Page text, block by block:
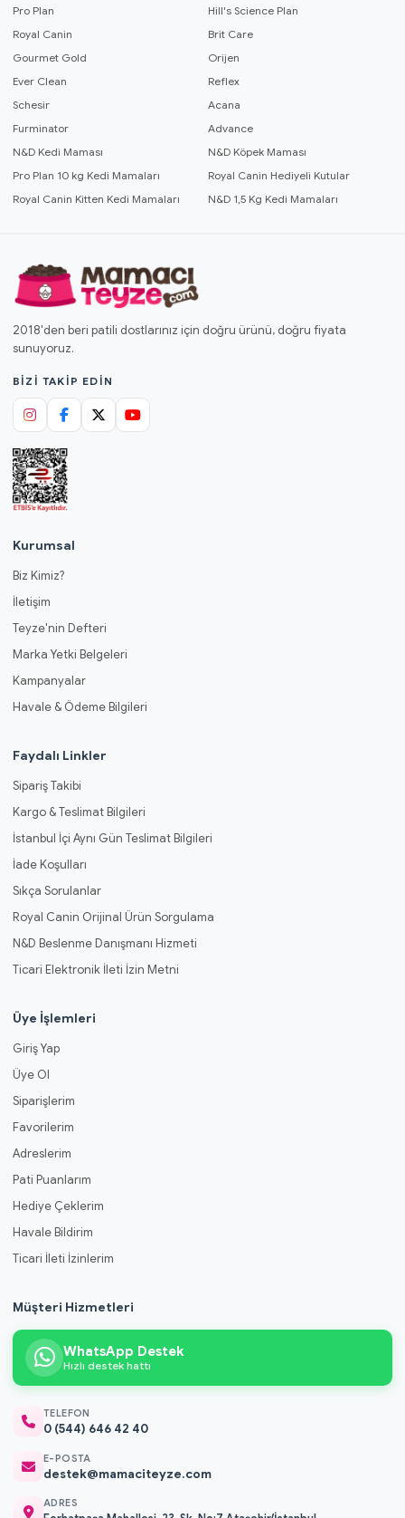
Pro Plan
Hill's Science Plan
Royal Canin
Brit Care
Gourmet Gold
Orijen
Ever Clean
Reflex
Schesir
Acana
Furminator
Advance
N&D Kedi Maması
N&D Köpek Maması
Pro Plan 10 kg Kedi Mamaları
Royal Canin Hediyeli Kutular
Royal Canin Kitten Kedi Mamaları
N&D 1,5 Kg Kedi Mamaları
2018'den beri patili dostlarınız için doğru ürünü, doğru fiyata
sunuyoruz.
BIZI TAKIP EDIN
Kurumsal
Biz Kimiz?
İletişim
Teyze'nin Defteri
Marka Yetki Belgeleri
Kampanyalar
Havale & Ödeme Bilgileri
Faydalı Linkler
Sipariş Takibi
Kargo & Teslimat Bilgileri
İstanbul İçi Aynı Gün Teslimat Bilgileri
İade Koşulları
Sıkça Sorulanlar
Royal Canin Orijinal Ürün Sorgulama
N&D Beslenme Danışmanı Hizmeti
Ticari Elektronik İleti İzin Metni
Üye İşlemleri
Giriş Yap
Üye Ol
Siparişlerim
Favorilerim
Adreslerim
Pati Puanlarım
Hediye Çeklerim
Havale Bildirim
Ticari İleti İzinlerim
Müşteri Hizmetleri
WhatsApp Destek
Hızlı destek hattı
TELEFON
0 (544) 646 42 40
E-POSTA
destek@mamaciteyze.com
ADRES